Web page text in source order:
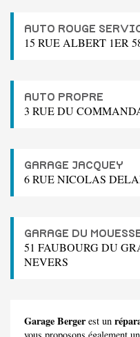
AUTO ROUGE
15 RUE ALBERT 1ER
AUTO PROPRE
3 RUE DU
GARAGE JACQUEY
6 RUE NICOLAS
GARAGE DU
51 FAUBOURG DU
NEVERS
Garage Bergerest un